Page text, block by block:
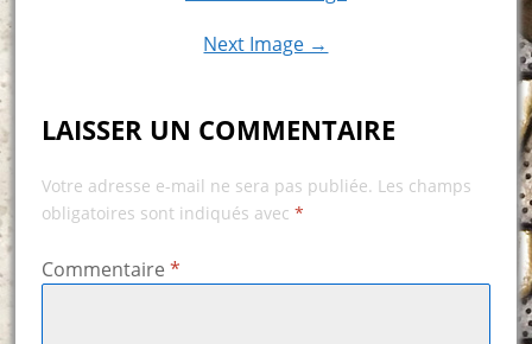
Next Image →
LAISSER UN COMMENTAIRE
Votre adresse e-mail ne sera pas publiée. Les champs
obligatoires sont indiqués avec *
Commentaire *